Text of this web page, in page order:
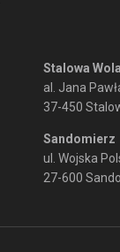
Stalowa Wola
al. Jana
37-450
Sandomierz
ul. Wojska
27-600